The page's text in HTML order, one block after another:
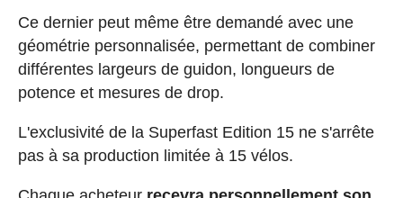
Ce dernier peut même être demandé avec une
géométrie personnalisée, permettant de combiner
différentes largeurs de guidon, longueurs de
potence et mesures de drop.
L'exclusivité de la Superfast Edition 15 ne s'arrête
pas à sa production limitée à 15 vélos.